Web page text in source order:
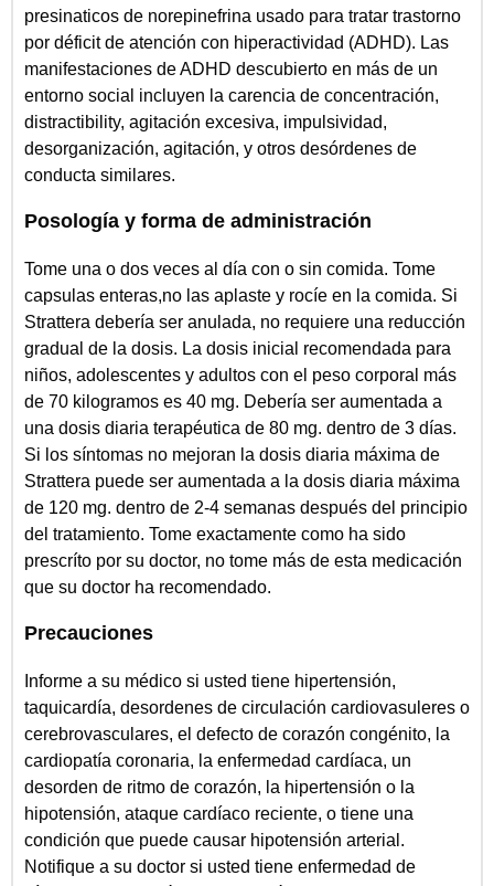
presinaticos de norepinefrina usado para tratar trastorno
por déficit de atención con hiperactividad (ADHD). Las
manifestaciones de ADHD descubierto en más de un
entorno social incluyen la carencia de concentración,
distractibility, agitación excesiva, impulsividad,
desorganización, agitación, y otros desórdenes de
conducta similares.
Posología y forma de administración
Tome una o dos veces al día con o sin comida. Tome
capsulas enteras,no las aplaste y rocíe en la comida. Si
Strattera debería ser anulada, no requiere una reducción
gradual de la dosis. La dosis inicial recomendada para
niños, adolescentes y adultos con el peso corporal más
de 70 kilogramos es 40 mg. Debería ser aumentada a
una dosis diaria terapéutica de 80 mg. dentro de 3 días.
Si los síntomas no mejoran la dosis diaria máxima de
Strattera puede ser aumentada a la dosis diaria máxima
de 120 mg. dentro de 2-4 semanas después del principio
del tratamiento. Tome exactamente como ha sido
prescríto por su doctor, no tome más de esta medicación
que su doctor ha recomendado.
Precauciones
Informe a su médico si usted tiene hipertensión,
taquicardía, desordenes de circulación cardiovasuleres o
cerebrovasculares, el defecto de corazón congénito, la
cardiopatía coronaria, la enfermedad cardíaca, un
desorden de ritmo de corazón, la hipertensión o la
hipotensión, ataque cardíaco reciente, o tiene una
condición que puede causar hipotensión arterial.
Notifique a su doctor si usted tiene enfermedad de